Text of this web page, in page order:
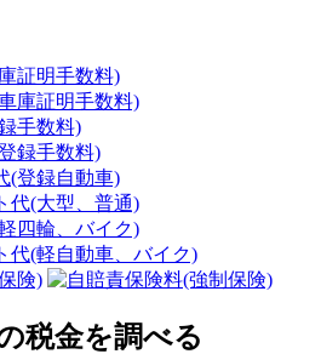
証明手数料)
手数料)
(登録自動車)
四輪、バイク)
険)
税金を調べる